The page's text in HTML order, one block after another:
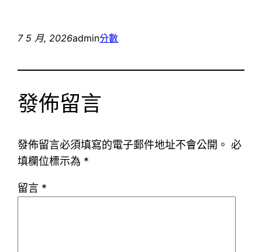
7 5 月, 2026admin分數
發佈留言
發佈留言必須填寫的電子郵件地址不會公開。 必
填欄位標示為 *
留言 *